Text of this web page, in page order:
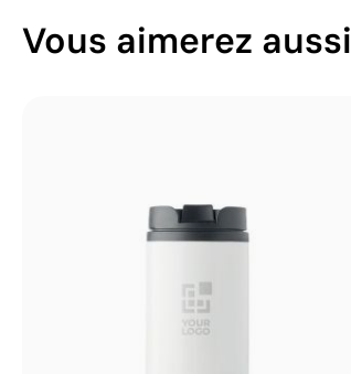
Vous aimerez aussi